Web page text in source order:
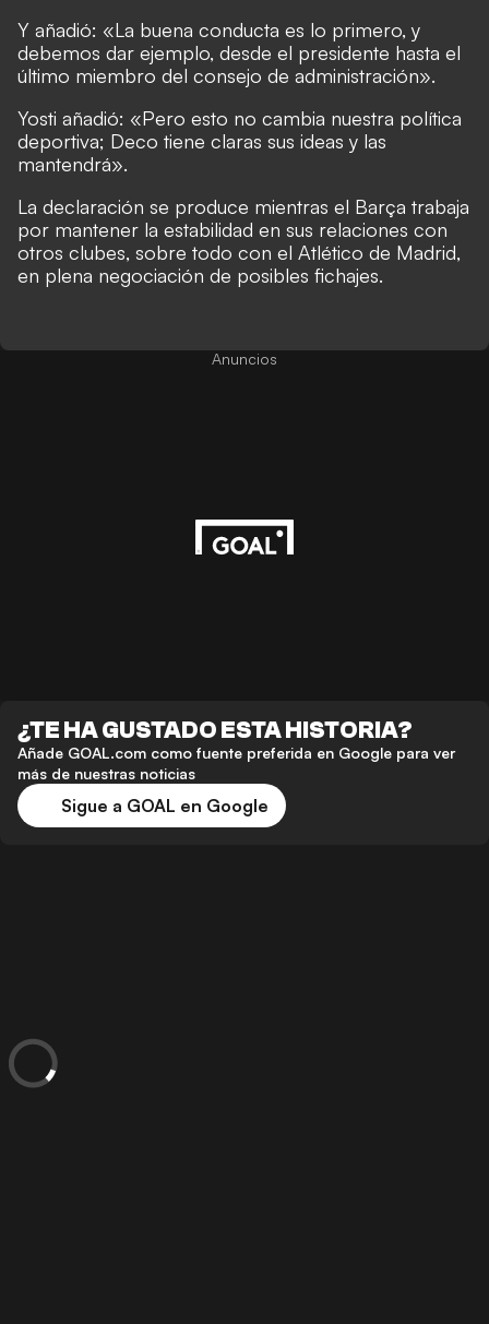
Y añadió: «La buena conducta es lo primero, y
debemos dar ejemplo, desde el presidente hasta el
último miembro del consejo de administración».
Yosti añadió: «Pero esto no cambia nuestra política
deportiva; Deco tiene claras sus ideas y las
mantendrá».
La declaración se produce mientras el Barça trabaja
por mantener la estabilidad en sus relaciones con
otros clubes, sobre todo con el Atlético de Madrid,
en plena negociación de posibles fichajes.
Anuncios
¿TE HA GUSTADO ESTA HISTORIA?
Añade GOAL.com como fuente preferida en Google para ver
más de nuestras noticias
Sigue a GOAL en Google